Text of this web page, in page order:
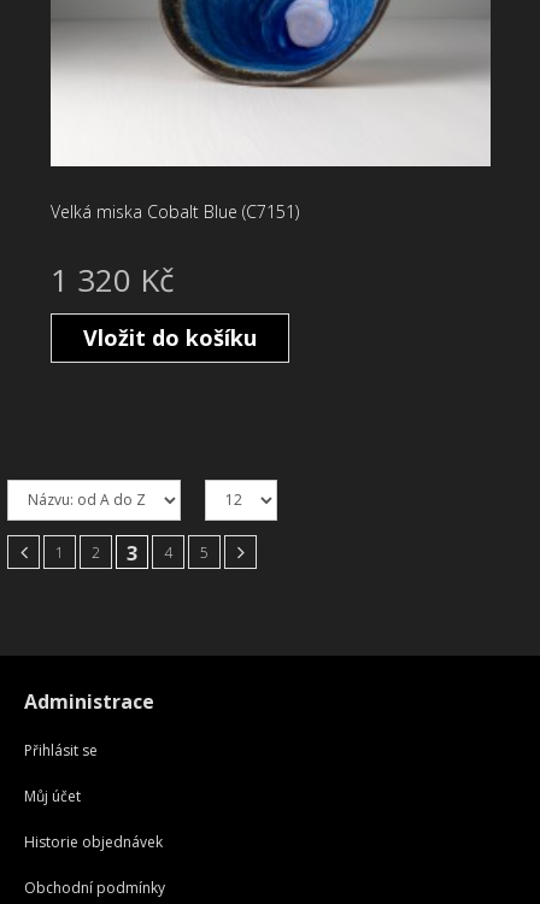
Velká miska Cobalt Blue (C7151)
1 320 Kč
Vložit do košíku
1 2 3 4 5
Administrace
Přihlásit se
Můj účet
Historie objednávek
Obchodní podmínky